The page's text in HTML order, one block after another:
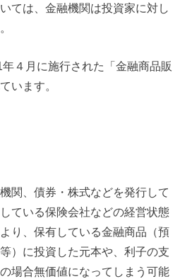
ては、金融機関は投資家に対し
４月に施行された「金融商品販
います。
関、債券・株式などを発行して
ている保険会社などの経営状態
り、保有している金融商品（預
）に投資した元本や、利子の支
場合無価値になってしまう可能